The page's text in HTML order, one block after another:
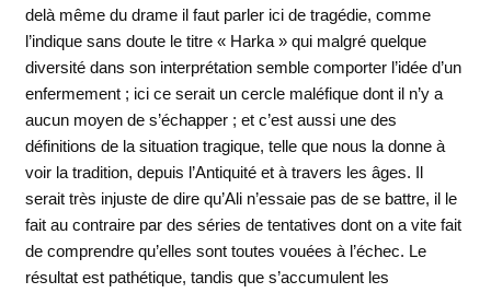
delà même du drame il faut parler ici de tragédie, comme
l’indique sans doute le titre « Harka » qui malgré quelque
diversité dans son interprétation semble comporter l’idée d’un
enfermement ; ici ce serait un cercle maléfique dont il n’y a
aucun moyen de s’échapper ; et c’est aussi une des
définitions de la situation tragique, telle que nous la donne à
voir la tradition, depuis l’Antiquité et à travers les âges. Il
serait très injuste de dire qu’Ali n’essaie pas de se battre, il le
fait au contraire par des séries de tentatives dont on a vite fait
de comprendre qu’elles sont toutes vouées à l’échec. Le
résultat est pathétique, tandis que s’accumulent les